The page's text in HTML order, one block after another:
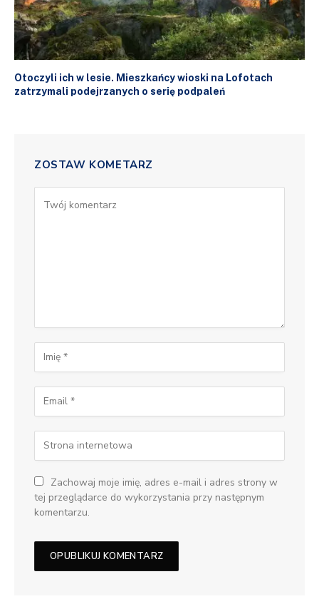
Otoczyli ich w lesie. Mieszkańcy wioski na Lofotach
zatrzymali podejrzanych o serię podpaleń
ZOSTAW KOMETARZ
Zachowaj moje imię, adres e-mail i adres strony w
tej przeglądarce do wykorzystania przy następnym
komentarzu.